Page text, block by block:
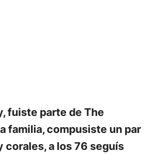
fuiste parte de The
familia, compusiste un par
corales, a los 76 seguís